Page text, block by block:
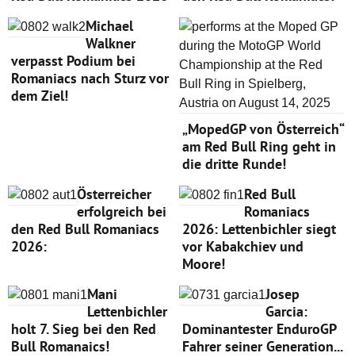
Michael
Walkner
verpasst Podium bei
Romaniacs nach Sturz vor
dem Ziel!
„MopedGP von Österreich“
am Red Bull Ring geht in
die dritte Runde!
Österreicher
erfolgreich bei
den Red Bull Romaniacs
2026:
Red Bull
Romaniacs
2026: Lettenbichler siegt
vor Kabakchiev und
Moore!
Mani
Lettenbichler
holt 7. Sieg bei den Red
Bull Romanaics!
Josep
Garcia:
Dominantester EnduroGP
Fahrer seiner Generation...